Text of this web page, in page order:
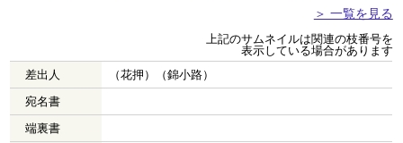
＞ 一覧を見る
上記のサムネイルは関連の枝番号を
表示している場合があります
差出人
（花押）（錦小路）
宛名書
端裏書